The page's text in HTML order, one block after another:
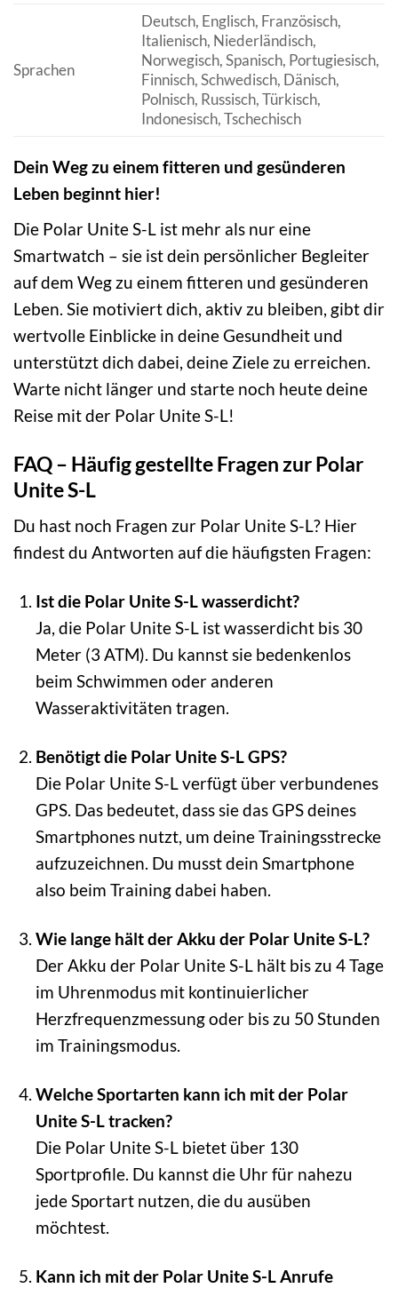
Sprachen
Deutsch, Englisch, Französisch,
Italienisch, Niederländisch,
Norwegisch, Spanisch, Portugiesisch,
Finnisch, Schwedisch, Dänisch,
Polnisch, Russisch, Türkisch,
Indonesisch, Tschechisch
Dein Weg zu einem fitteren und gesünderen
Leben beginnt hier!
Die Polar Unite S-L ist mehr als nur eine
Smartwatch – sie ist dein persönlicher Begleiter
auf dem Weg zu einem fitteren und gesünderen
Leben. Sie motiviert dich, aktiv zu bleiben, gibt dir
wertvolle Einblicke in deine Gesundheit und
unterstützt dich dabei, deine Ziele zu erreichen.
Warte nicht länger und starte noch heute deine
Reise mit der Polar Unite S-L!
FAQ – Häufig gestellte Fragen zur Polar
Unite S-L
Du hast noch Fragen zur Polar Unite S-L? Hier
findest du Antworten auf die häufigsten Fragen:
Ist die Polar Unite S-L wasserdicht?
Ja, die Polar Unite S-L ist wasserdicht bis 30
Meter (3 ATM). Du kannst sie bedenkenlos
beim Schwimmen oder anderen
Wasseraktivitäten tragen.
Benötigt die Polar Unite S-L GPS?
Die Polar Unite S-L verfügt über verbundenes
GPS. Das bedeutet, dass sie das GPS deines
Smartphones nutzt, um deine Trainingsstrecke
aufzuzeichnen. Du musst dein Smartphone
also beim Training dabei haben.
Wie lange hält der Akku der Polar Unite S-L?
Der Akku der Polar Unite S-L hält bis zu 4 Tage
im Uhrenmodus mit kontinuierlicher
Herzfrequenzmessung oder bis zu 50 Stunden
im Trainingsmodus.
Welche Sportarten kann ich mit der Polar
Unite S-L tracken?
Die Polar Unite S-L bietet über 130
Sportprofile. Du kannst die Uhr für nahezu
jede Sportart nutzen, die du ausüben
möchtest.
Kann ich mit der Polar Unite S-L Anrufe